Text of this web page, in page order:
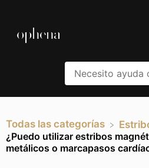
Todas las categorías
¿Puedo utilizar estribos
metálicos o marcapasos